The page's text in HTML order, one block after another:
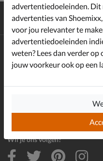
Gratisverzending en
Achterafbetalen
Altijd op de hoogte zijn?
Schrijf je in voor de Shoemixx
welkomstkorting! *
Wil je ons volgen?
advertentiedoeleinden. Dit
advertenties van
voor jou relevanter te
advertentiedoeleinden
weten? Lees dan verder op
jouw voorkeur ook op een